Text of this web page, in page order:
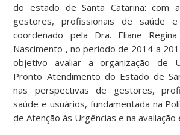
do estado de Santa Catarina: com
gestores, profissionais de saúde
coordenado pela Dra. Eliane
Nascimento , no período de 2014 a
objetivo avaliar a organização de
Pronto Atendimento do Estado de
nas perspectivas de gestores,
saúde e usuários, fundamentada na
de Atenção às Urgências e na avaliação